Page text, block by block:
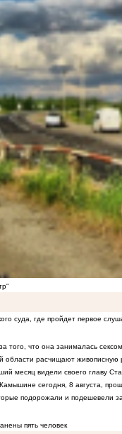
суда, где пройдет первое
того, что она занималась
области расчищают
месяц видели своего главу
сегодня, 8 августа,
подорожали и подешевели
пять человек